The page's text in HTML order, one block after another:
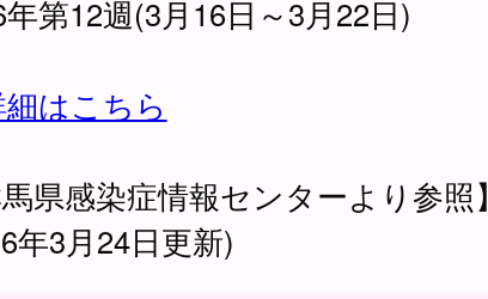
第12週(3月16日～3月22日)
はこちら
県感染症情報センターより参照】
年3月24日更新)